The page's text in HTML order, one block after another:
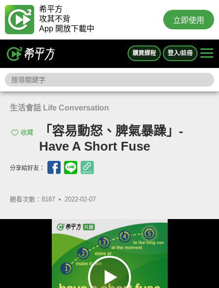
希平方
攻其不背
App 開放下載中
立即使用
購買課程 登入/註冊
生活會話 Life Conversation
收藏
「容易動怒、脾氣暴躁」-
Have A Short Fuse
分享給好友：
觀看次數：8187 • 2022-02-07